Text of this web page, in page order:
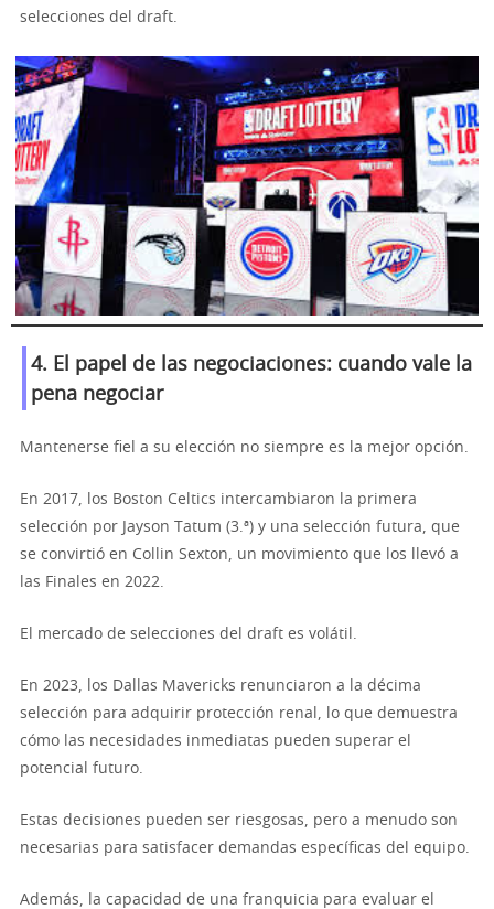
selecciones del draft.
4. El papel de las negociaciones: cuando vale la
pena negociar
Mantenerse fiel a su elección no siempre es la mejor opción.
En 2017, los Boston Celtics intercambiaron la primera
selección por Jayson Tatum (3.ª) y una selección futura, que
se convirtió en Collin Sexton, un movimiento que los llevó a
las Finales en 2022.
El mercado de selecciones del draft es volátil.
En 2023, los Dallas Mavericks renunciaron a la décima
selección para adquirir protección renal, lo que demuestra
cómo las necesidades inmediatas pueden superar el
potencial futuro.
Estas decisiones pueden ser riesgosas, pero a menudo son
necesarias para satisfacer demandas específicas del equipo.
Además, la capacidad de una franquicia para evaluar el